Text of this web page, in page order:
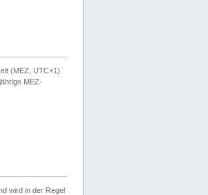
(MEZ, UTC+1)
MEZ-
wird in der Regel